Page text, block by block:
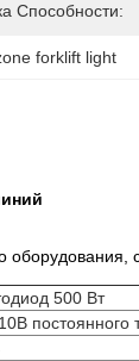
Способности:
forklift light
оборудования,
500 Вт
постоянного